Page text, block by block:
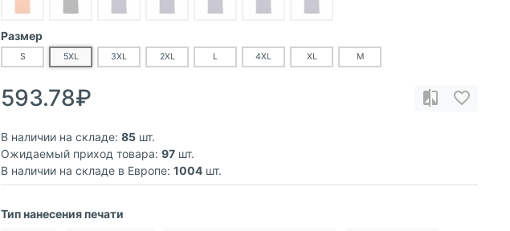
Размер
S 5XL 3XL 2XL L 4XL XL M
593.78₽
В наличии на складе: 85 шт.
Ожидаемый приход товара: 97 шт.
В наличии на складе в Европе: 1004 шт.
Тип нанесения печати